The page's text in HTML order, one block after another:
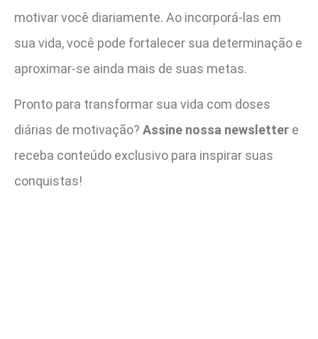
motivar você diariamente. Ao incorporá-las em
sua vida, você pode fortalecer sua determinação e
aproximar-se ainda mais de suas metas.
Pronto para transformar sua vida com doses
diárias de motivação? Assine nossa newsletter e
receba conteúdo exclusivo para inspirar suas
conquistas!